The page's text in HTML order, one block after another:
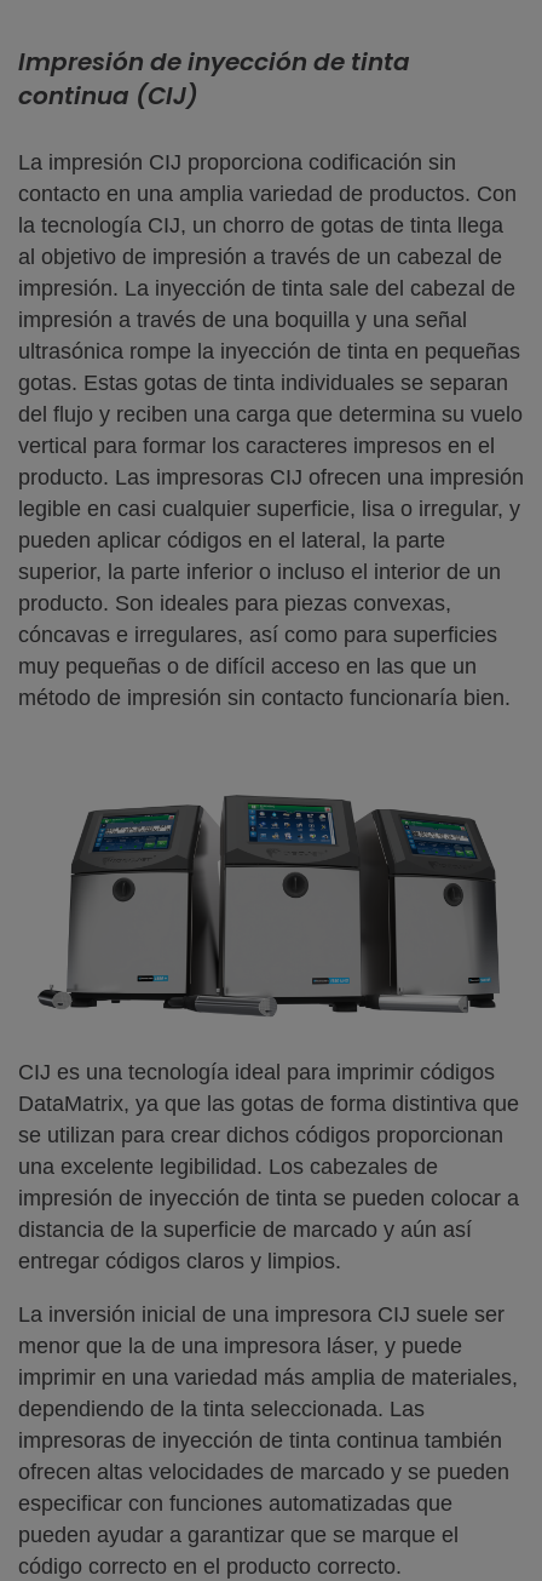
Impresión de inyección de tinta
continua (CIJ)
La impresión CIJ proporciona codificación sin
contacto en una amplia variedad de productos. Con
la tecnología CIJ, un chorro de gotas de tinta llega
al objetivo de impresión a través de un cabezal de
impresión. La inyección de tinta sale del cabezal de
impresión a través de una boquilla y una señal
ultrasónica rompe la inyección de tinta en pequeñas
gotas. Estas gotas de tinta individuales se separan
del flujo y reciben una carga que determina su vuelo
vertical para formar los caracteres impresos en el
producto. Las impresoras CIJ ofrecen una impresión
legible en casi cualquier superficie, lisa o irregular, y
pueden aplicar códigos en el lateral, la parte
superior, la parte inferior o incluso el interior de un
producto. Son ideales para piezas convexas,
cóncavas e irregulares, así como para superficies
muy pequeñas o de difícil acceso en las que un
método de impresión sin contacto funcionaría bien.
CIJ es una tecnología ideal para imprimir códigos
DataMatrix, ya que las gotas de forma distintiva que
se utilizan para crear dichos códigos proporcionan
una excelente legibilidad. Los cabezales de
impresión de inyección de tinta se pueden colocar a
distancia de la superficie de marcado y aún así
entregar códigos claros y limpios.
La inversión inicial de una impresora CIJ suele ser
menor que la de una impresora láser, y puede
imprimir en una variedad más amplia de materiales,
dependiendo de la tinta seleccionada. Las
impresoras de inyección de tinta continua también
ofrecen altas velocidades de marcado y se pueden
especificar con funciones automatizadas que
pueden ayudar a garantizar que se marque el
código correcto en el producto correcto.